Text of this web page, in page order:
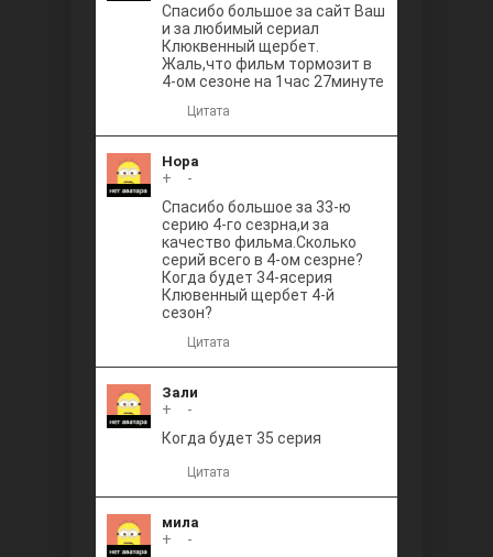
Спасибо большое за сайт Ваш
и за любимый сериал
Клюквенный щербет.
Жаль,что фильм тормозит в
4-ом сезоне на 1час 27минуте
Цитата
Нора
+
-
Спасибо большое за 33-ю
серию 4-го сезрна,и за
качество фильма.Сколько
серий всего в 4-ом сезрне?
Когда будет 34-ясерия
Клювенный щербет 4-й
сезон?
Цитата
Зали
+
-
Когда будет 35 серия
Цитата
мила
+
-